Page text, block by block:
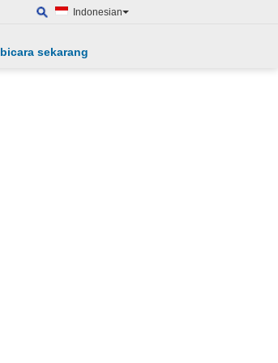
Indonesian
bicara sekarang